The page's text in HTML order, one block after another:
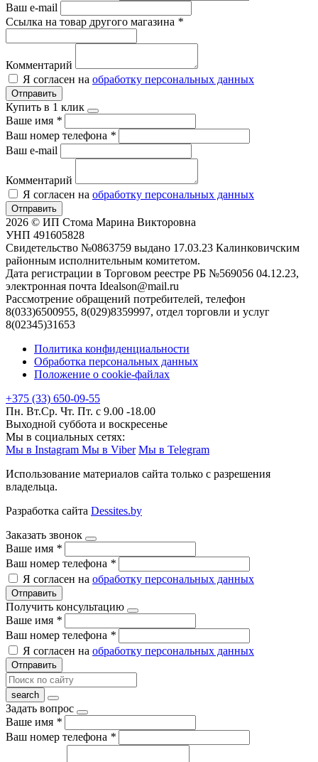
Ваш e-mail
Ссылка на товар другого магазина *
Комментарий
Я согласен на обработку персональных данных
Отправить
Купить в 1 клик
Ваше имя *
Ваш номер телефона *
Ваш e-mail
Комментарий
Я согласен на обработку персональных данных
Отправить
2026 © ИП Стома Марина Викторовна
УНП 491605828
Свидетельство №0863759 выдано 17.03.23 Калинковичским
районным исполнительным комитетом.
Дата регистрации в Торговом реестре РБ №569056 04.12.23,
электронная почта Idealson@mail.ru
Рассмотрение обращений потребителей, телефон
8(033)6500955, 8(029)8359997, отдел торговли и услуг
8(02345)31653
Политика конфиденциальности
Обработка персональных данных
Положение о cookie-файлах
+375 (33) 650-09-55
Пн. Вт.Ср. Чт. Пт. с 9.00 -18.00
Выходной суббота и воскресенье
Мы в социальных сетях:
Мы в Instagram Мы в Viber Мы в Telegram
Использование материалов сайта только с разрешения
владельца.
Разработка сайта Dessites.by
Заказать звонок
Ваше имя *
Ваш номер телефона *
Я согласен на обработку персональных данных
Отправить
Получить консультацию
Ваше имя *
Ваш номер телефона *
Я согласен на обработку персональных данных
Отправить
Задать вопрос
Ваше имя *
Ваш номер телефона *